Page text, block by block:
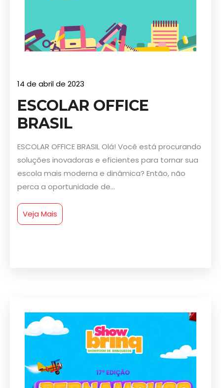
14 de abril de 2023
ESCOLAR OFFICE
BRASIL
ESCOLAR OFFICE BRASIL Olá! Você está procurando
soluções inovadoras e eficientes para tornar sua
escola mais moderna e dinâmica? Então, não
perca a oportunidade de...
Veja Mais